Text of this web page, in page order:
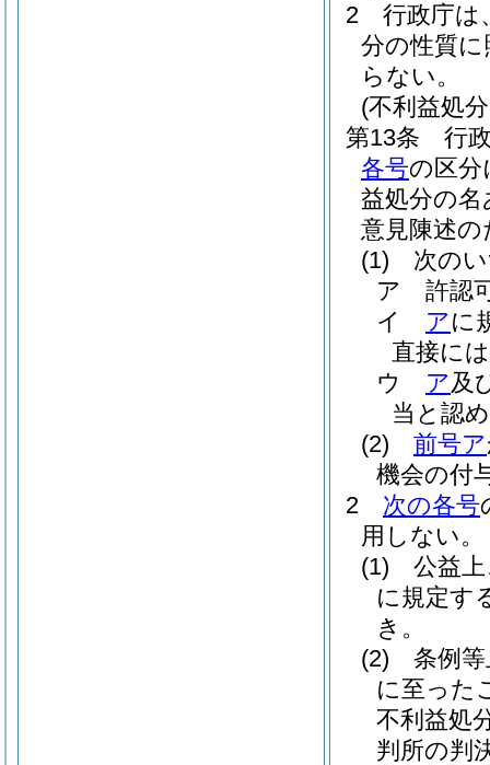
2
行政庁は
分の性質
らない。
(不利益処
第13条
行
各号の区分
益処分の
意見陳述
(1)
次の
ア
許認
イ
アに
直接に
ウ
ア及
当と認
(2)
前号ア
機会の付
2
次の各号
用しない。
(1)
公益
に規定す
き。
(2)
条例
に至った
不利益処
判所の判